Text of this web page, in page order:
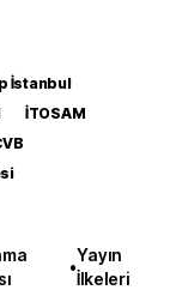
İstanbul
İTOSAM
•
Yayın
İlkeleri